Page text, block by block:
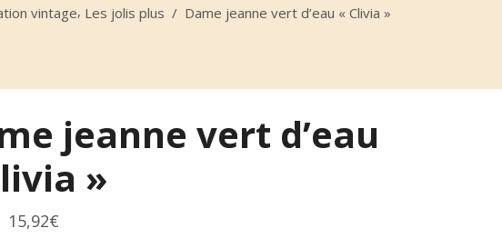
vintage, Les jolis plus / Dame jeanne vert d’eau « Clivia »
jeanne vert d’eau
»
Le
prix
15,92€